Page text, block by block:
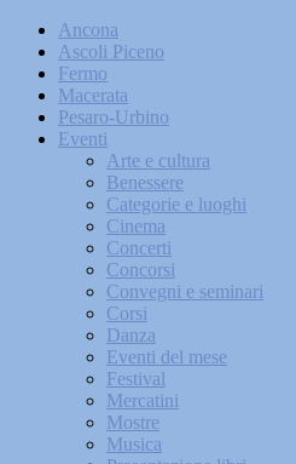
Ancona
Ascoli Piceno
Fermo
Macerata
Pesaro-Urbino
Eventi
Arte e cultura
Benessere
Categorie e luoghi
Cinema
Concerti
Concorsi
Convegni e seminari
Corsi
Danza
Eventi del mese
Festival
Mercatini
Mostre
Musica